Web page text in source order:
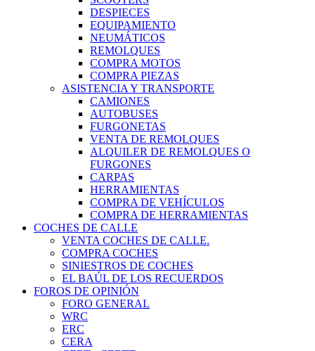
DESPIECES
EQUIPAMIENTO
NEUMÁTICOS
REMOLQUES
COMPRA MOTOS
COMPRA PIEZAS
ASISTENCIA Y TRANSPORTE
CAMIONES
AUTOBUSES
FURGONETAS
VENTA DE REMOLQUES
ALQUILER DE REMOLQUES O
FURGONES
CARPAS
HERRAMIENTAS
COMPRA DE VEHÍCULOS
COMPRA DE HERRAMIENTAS
COCHES DE CALLE
VENTA COCHES DE CALLE.
COMPRA COCHES
SINIESTROS DE COCHES
EL BAÚL DE LOS RECUERDOS
FOROS DE OPINIÓN
FORO GENERAL
WRC
ERC
CERA